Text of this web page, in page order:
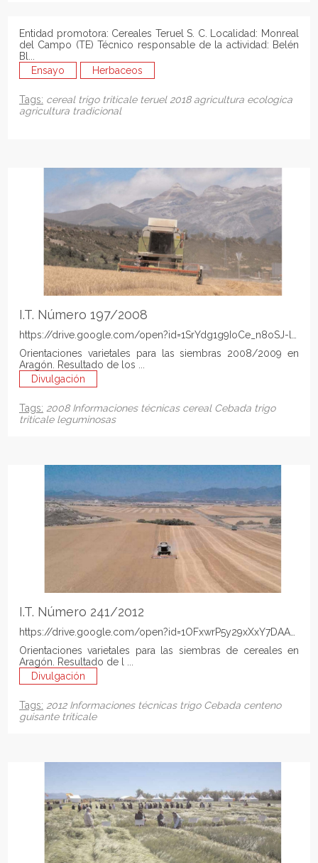
Entidad promotora: Cereales Teruel S. C. Localidad: Monreal
del Campo (TE) Técnico responsable de la actividad: Belén
Bl...
Ensayo
Herbaceos
Tags: cereal trigo triticale teruel 2018 agricultura ecologica
agricultura tradicional
I.T. Número 197/2008
https://drive.google.com/open?id=1SrYdg1g9IoCe_n8oSJ-
Orientaciones varietales para las siembras 2008/2009 en
Divulgación
Tags: 2008 Informaciones técnicas cereal Cebada trigo
triticale leguminosas
I.T. Número 241/2012
https://drive.google.com/
Orientaciones varietales para las siembras de cereales en
Divulgación
Tags: 2012 Informaciones técnicas trigo Cebada centeno
guisante triticale